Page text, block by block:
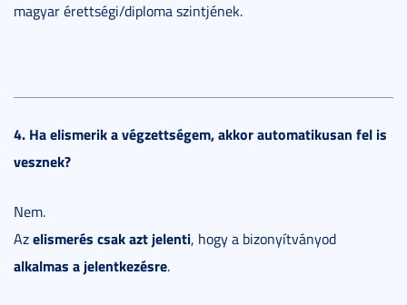
magyar érettségi/diploma szintjének.
4. Ha elismerik a végzettségem, akkor automatikusan fel is
vesznek?
Nem.
Azelismerés csak azt jelenti, hogy a bizonyítványod
alkalmas a jelentkezésre.